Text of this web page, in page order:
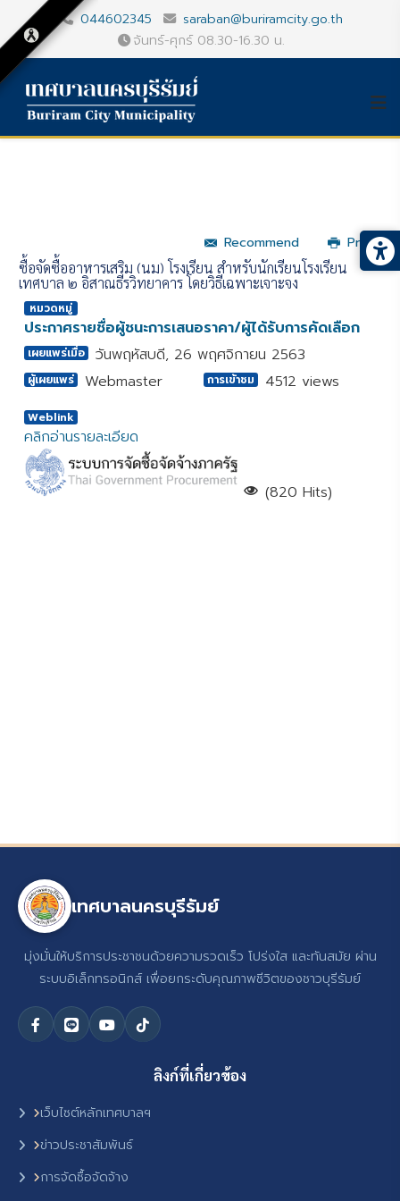
044602345
saraban@buriramcity.go.th
จันทร์-ศุกร์ 08.30-16.30 น.
Recommend
Print
ซื้อจัดซื้ออาหารเสริม (นม) โรงเรียน สำหรับนักเรียนโรงเรียน
เทศบาล ๒ อิสาณธีรวิทยาคาร โดยวิธีเฉพาะเจาะจง
หมวดหมู่
ประกาศรายชื่อผู้ชนะการเสนอราคา/ผู้ได้รับการคัดเลือก
เผยแพร่เมื่อ วันพฤหัสบดี, 26 พฤศจิกายน 2563
ผู้เผยแพร่ Webmaster การเข้าชม 4512 views
Weblink
คลิกอ่านรายละเอียด
(820 Hits)
เทศบาลนครบุรีรัมย์
มุ่งมั่นให้บริการประชาชนด้วยความรวดเร็ว โปร่งใส และทันสมัย ผ่าน
ระบบอิเล็กทรอนิกส์ เพื่อยกระดับคุณภาพชีวิตของชาวบุรีรัมย์
ลิงก์ที่เกี่ยวข้อง
เว็บไซต์หลักเทศบาลฯ
ข่าวประชาสัมพันธ์
การจัดซื้อจัดจ้าง